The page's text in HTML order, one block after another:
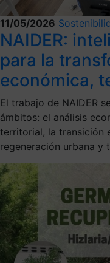
11/05/2026
NAIDER:
para la
económica,
El trabajo de NAIDER
ámbitos: el análisis
territorial, la transición
regeneración urbana y